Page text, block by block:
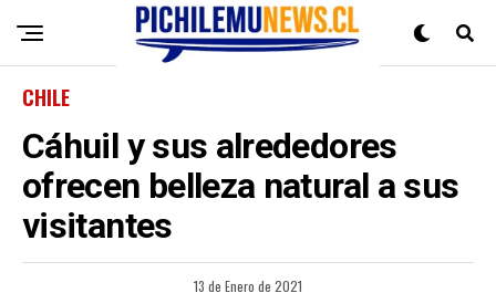
CHILE
Cáhuil y sus alrededores
ofrecen belleza natural a sus
visitantes
13 de Enero de 2021